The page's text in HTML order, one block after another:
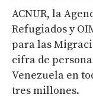
ACNUR, la
Refugiados y
para las
cifra de
Venezuela en
tres millones.